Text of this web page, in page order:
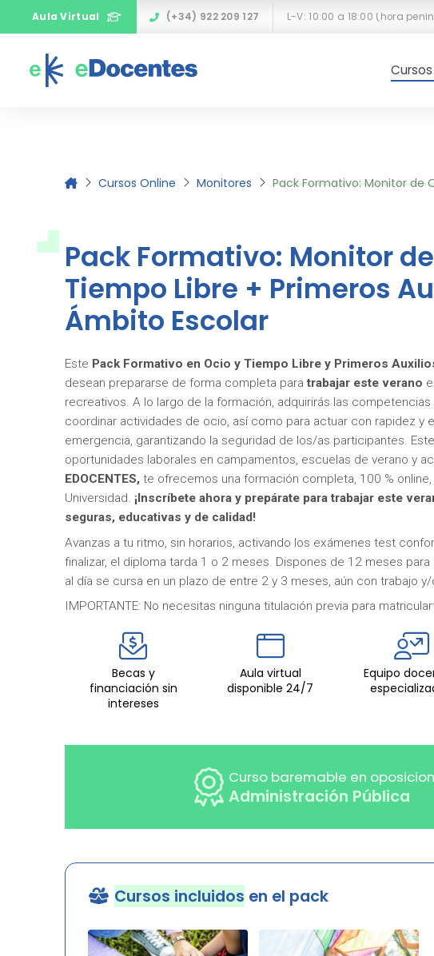
Aula Virtual (+34) 922 209 127
Cursos Online Monitores Pack Formativo: Monitor de Ocio y
Pack Formativo: Monitor
Tiempo Libre + Primeros
Ámbito Escolar
Este Pack Formativo en Ocio y Tiempo Libre y Primeros
desean prepararse de forma completa paratrabajar este verano
recreativos. A lo largo de la formación, adquirirás las
coordinar actividades de ocio, así como para actuar con rapidez y
emergencia, garantizando la seguridad de los/as participantes.
oportunidades laborales en campamentos, escuelas de verano y
EDOCENTES,te ofrecemos una formación completa, 100 % online,
Universidad. ¡Inscríbete ahora y prepárate para trabajar este
seguras, educativas y de calidad!
Avanzas a tu ritmo, sin horarios, activando los exámenes test
finalizar, el diploma tarda 1 o 2 meses. Dispones de 12 meses
al día se cursa en un plazo de entre 2 y 3 meses, aún con trabajo
IMPORTANTE: No necesitas ninguna titulación previa para
Becas y
financiación sin
intereses
Aula virtual
disponible 24/7
Equipo
Curso baremable en
Administración Pública
Cursos incluidos en el pack